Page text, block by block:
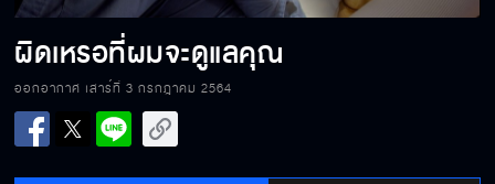
ผิดเหรอที่ผมจะดูแลคุณ
ออกอากาศ เสาร์ที่ 3 กรกฎาคม 2564
แกไม่คู่ควรกับชีวิตดีๆ